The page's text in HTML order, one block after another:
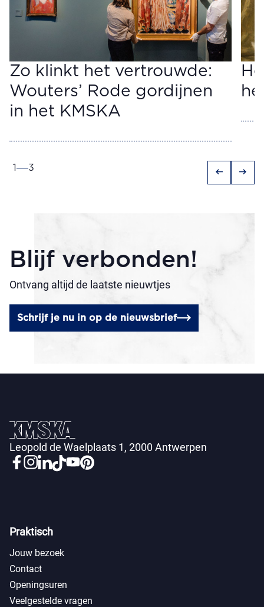
Zo klinkt het vertrouwde:
Wouters’ Rode gordijnen
in het KMSKA
1 3 arrow_left_alt arrow_right_alt
Blijf verbonden!
Ontvang altijd de laatste nieuwtjes
Schrijf je nu in op de nieuwsbrief
Leopold de Waelplaats 1, 2000 Antwerpen
Praktisch
Jouw bezoek
Contact
Openingsuren
Veelgestelde vragen